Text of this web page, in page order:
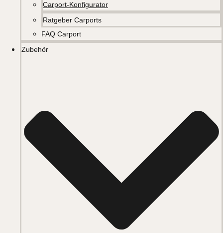
Carport-Konfigurator
Ratgeber Carports
FAQ Carport
Zubehör